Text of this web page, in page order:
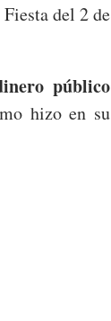
del 2 de
público
hizo en su